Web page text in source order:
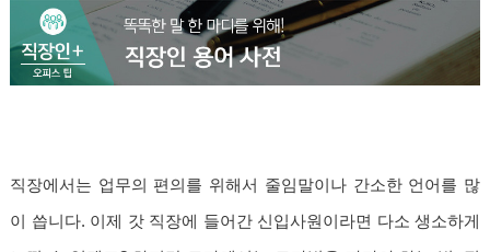
직장에서는 업무의 편의를 위해서 줄임말이나 간소한 언어를 많
이 씁니다. 이제 갓 직장에 들어간 신입사원이라면 다소 생소하게